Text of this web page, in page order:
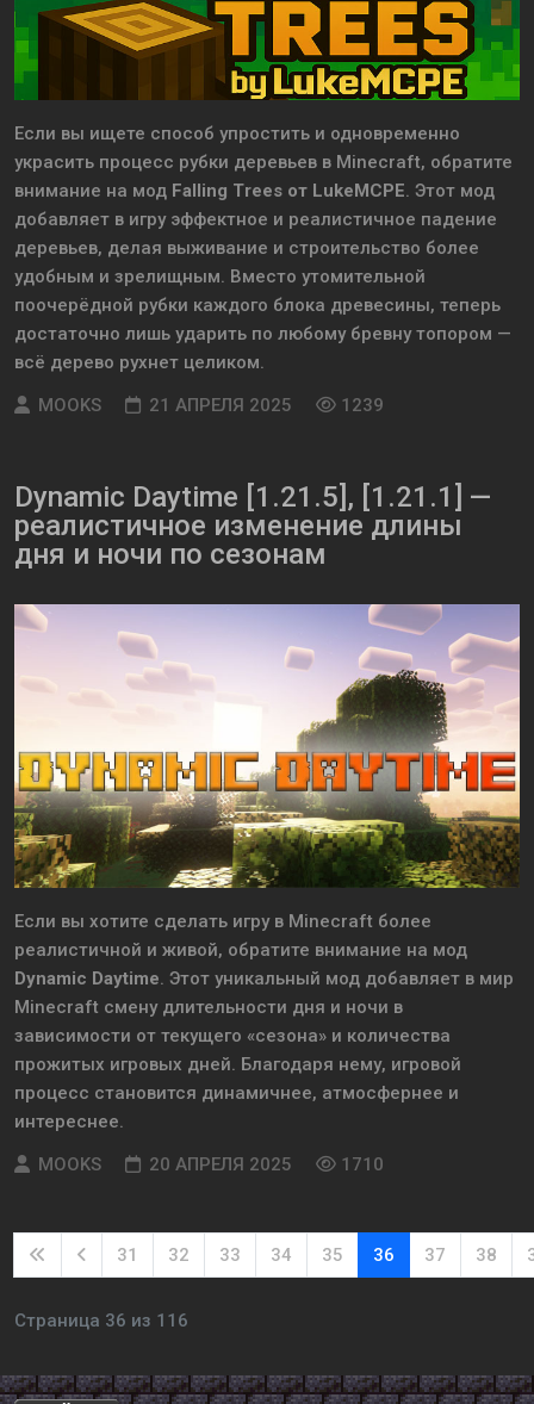
Если вы ищете способ упростить и одновременно
украсить процесс рубки деревьев в Minecraft, обратите
внимание на мод Falling Trees от LukeMCPE. Этот мод
добавляет в игру эффектное и реалистичное падение
деревьев, делая выживание и строительство более
удобным и зрелищным. Вместо утомительной
поочерёдной рубки каждого блока древесины, теперь
достаточно лишь ударить по любому бревну топором —
всё дерево рухнет целиком.
MOOKS
21 АПРЕЛЯ 2025 1239
Dynamic Daytime [1.21.5], [1.21.1] —
реалистичное изменение длины
дня и ночи по сезонам
Если вы хотите сделать игру в Minecraft более
реалистичной и живой, обратите внимание на мод
Dynamic Daytime. Этот уникальный мод добавляет в мир
Minecraft смену длительности дня и ночи в
зависимости от текущего «сезона» и количества
прожитых игровых дней. Благодаря нему, игровой
процесс становится динамичнее, атмосфернее и
интереснее.
MOOKS
20 АПРЕЛЯ 2025 1710
31 32 33 34 35 36 37 38
Страница 36 из 116